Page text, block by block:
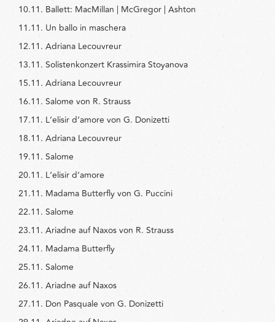
10.11. Ballett: MacMillan | McGregor | Ashton
11.11. Un ballo in maschera
12.11. Adriana Lecouvreur
13.11. Solistenkonzert Krassimira Stoyanova
15.11. Adriana Lecouvreur
16.11. Salome von R. Strauss
17.11. L‘elisir d‘amore von G. Donizetti
18.11. Adriana Lecouvreur
19.11. Salome
20.11. L‘elisir d‘amore
21.11. Madama Butterfly von G. Puccini
22.11. Salome
23.11. Ariadne auf Naxos von R. Strauss
24.11. Madama Butterfly
25.11. Salome
26.11. Ariadne auf Naxos
27.11. Don Pasquale von G. Donizetti